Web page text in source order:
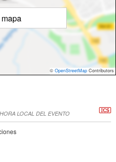
© OpenStreetMap Contributors
LOCAL DEL EVENTO